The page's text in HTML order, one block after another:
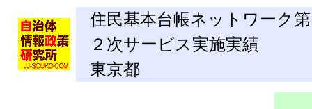
住民基本台帳ネットワーク第
２次サービス実施実績
東京都